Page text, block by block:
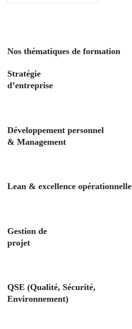
Nos thématiques de formation
Stratégie
d’entreprise
Développement personnel
& Management
Lean & excellence opérationnelle
Gestion de
projet
QSE (Qualité, Sécurité,
Environnement)